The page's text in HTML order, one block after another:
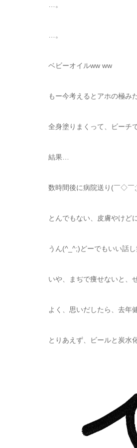
…。
…。
ベビーオイルww ww
もー今考えるとアホの極み
全身塗りまくって、ビーチ
結果…
数時間後に病院送り(￣◇￣
とんでもない、皮膚やけど
うん(^_^;)どーでもいい話
いや、まぢで痩せないと、
よく、思いだしたら、去年
とりあえず、ビールと炭